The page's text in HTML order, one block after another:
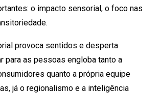
o impacto sensorial, o foco nas
provoca sentidos e desperta
para as pessoas engloba tanto a
quanto a própria equipe
já o regionalismo e a inteligência